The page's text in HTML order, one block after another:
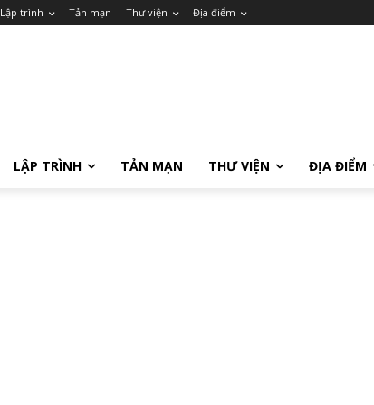
Lập trình Tản mạn Thư viện Địa điểm
LẬP TRÌNH TẢN MẠN THƯ VIỆN ĐỊA ĐIỂM